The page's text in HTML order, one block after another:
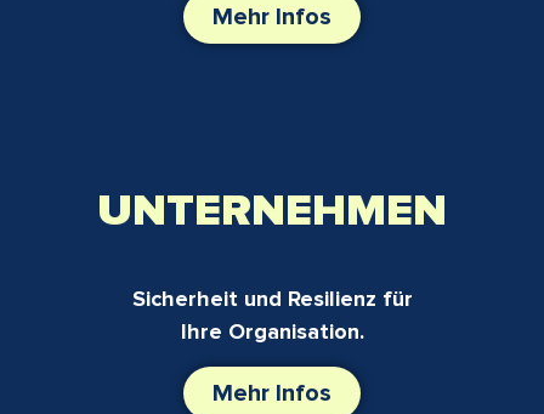
Mehr Infos
UNTERNEHMEN
Sicherheit und Resilienz für
Ihre Organisation.
Mehr Infos